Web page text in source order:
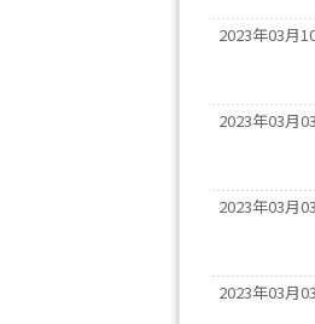
2023年03月
2023年03月
2023年03月
2023年03月